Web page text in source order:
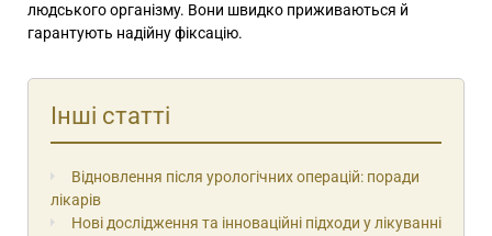
людського організму. Вони швидко приживаються й
гарантують надійну фіксацію.
Інші статті
Відновлення після урологічних операцій: поради
лікарів
Нові дослідження та інноваційні підходи у лікуванні